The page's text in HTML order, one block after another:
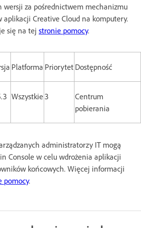
wersji za pośrednictwem mechanizmu
Creative Cloud na komputery.
się na tej stronie pomocy.
Platforma Priorytet Dostępność
Wszystkie3
Centrum
pobierania
administratorzy IT mogą
Console w celu wdrożenia aplikacji
końcowych. Więcej informacji
pomocy.